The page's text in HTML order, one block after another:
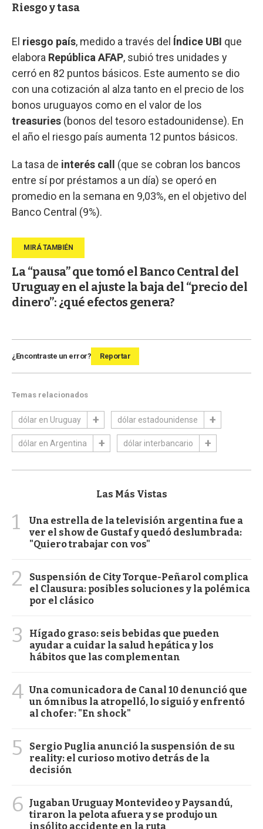
Riesgo y tasa
El riesgo país, medido a través del Índice UBI que
elabora República AFAP, subió tres unidades y
cerró en 82 puntos básicos. Este aumento se dio
con una cotización al alza tanto en el precio de los
bonos uruguayos como en el valor de los
treasuries (bonos del tesoro estadounidense). En
el año el riesgo país aumenta 12 puntos básicos.
La tasa de interés call (que se cobran los bancos
entre sí por préstamos a un día) se operó en
promedio en la semana en 9,03%, en el objetivo del
Banco Central (9%).
La “pausa” que tomó el Banco Central del
Uruguay en el ajuste la baja del “precio del
dinero”: ¿qué efectos genera?
¿Encontraste un error? Reportar
Temas relacionados
dólar en Uruguay dólar estadounidense
dólar en Argentina dólar interbancario
Las Más Vistas
1
Una estrella de la televisión argentina fue a
ver el show de Gustaf y quedó deslumbrada:
"Quiero trabajar con vos"
2
Suspensión de City Torque-Peñarol complica
el Clausura: posibles soluciones y la polémica
por el clásico
3
Hígado graso: seis bebidas que pueden
ayudar a cuidar la salud hepática y los
hábitos que las complementan
4 Una comunicadora de Canal 10 denunció que
un ómnibus la atropelló, lo siguió y enfrentó
al chofer: "En shock"
5
Sergio Puglia anunció la suspensión de su
reality: el curioso motivo detrás de la
decisión
6
Jugaban Uruguay Montevideo y Paysandú,
tiraron la pelota afuera y se produjo un
insólito accidente en la ruta